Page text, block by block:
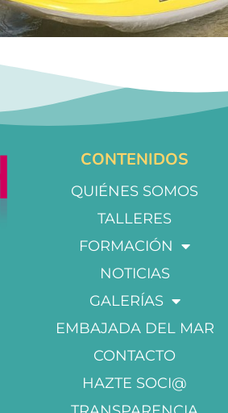
CONTENIDOS
QUIÉNES SOMOS
TALLERES
FORMACIÓN
NOTICIAS
GALERÍAS
EMBAJADA DEL MAR
CONTACTO
HAZTE SOCI@